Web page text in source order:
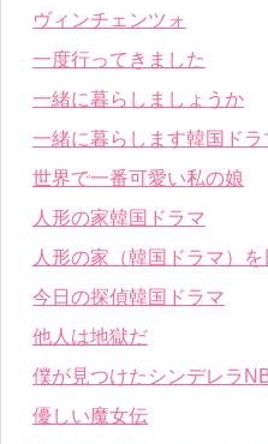
ヴィンチェンツォ
一度行ってきました
一緒に暮らしましょうか
一緒に暮らします韓国ドラ
世界で一番可愛い私の娘
人形の家韓国ドラマ
人形の家（韓国ドラマ）
今日の探偵韓国ドラマ
他人は地獄だ
僕が見つけたシンデレラ
優しい魔女伝